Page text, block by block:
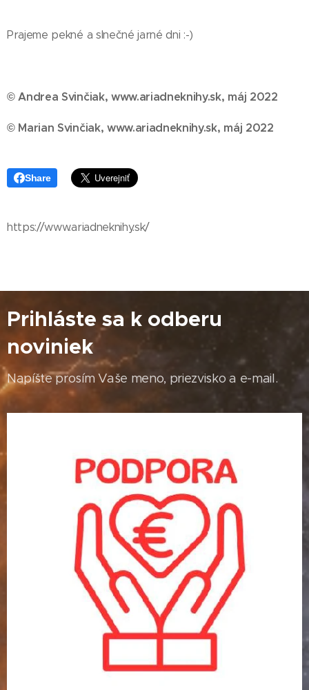
Prajeme pekné a slnečné jarné dni :-)
© Andrea Svinčiak, www.ariadneknihy.sk, máj 2022
© Marian Svinčiak, www.ariadneknihy.sk, máj 2022
Share
https://www.ariadneknihy.sk/
Prihláste sa k odberu
noviniek
Napíšte prosím Vaše meno, priezvisko a e-mail.